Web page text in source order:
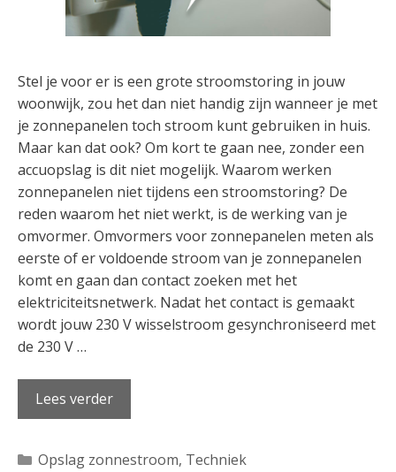
Stel je voor er is een grote stroomstoring in jouw
woonwijk, zou het dan niet handig zijn wanneer je met
je zonnepanelen toch stroom kunt gebruiken in huis.
Maar kan dat ook? Om kort te gaan nee, zonder een
accuopslag is dit niet mogelijk. Waarom werken
zonnepanelen niet tijdens een stroomstoring? De
reden waarom het niet werkt, is de werking van je
omvormer. Omvormers voor zonnepanelen meten als
eerste of er voldoende stroom van je zonnepanelen
komt en gaan dan contact zoeken met het
elektriciteitsnetwerk. Nadat het contact is gemaakt
wordt jouw 230 V wisselstroom gesynchroniseerd met
de 230 V …
Lees verder
Categorieën
Opslag zonnestroom, Techniek